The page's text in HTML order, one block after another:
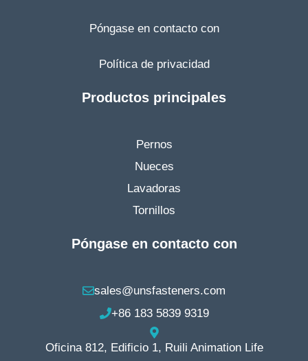
Póngase en contacto con
Política de privacidad
Productos principales
Pernos
Nueces
Lavadoras
Tornillos
Póngase en contacto con
sales@unsfasteners.com
+86 183 5839 9319
Oficina 812, Edificio 1, Ruili Animation Life